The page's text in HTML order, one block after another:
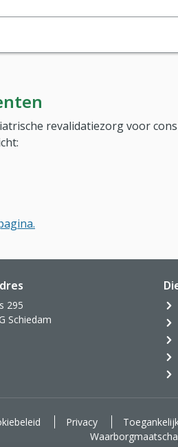
revalidatiezorg voor
295
Schiedam
Privacy